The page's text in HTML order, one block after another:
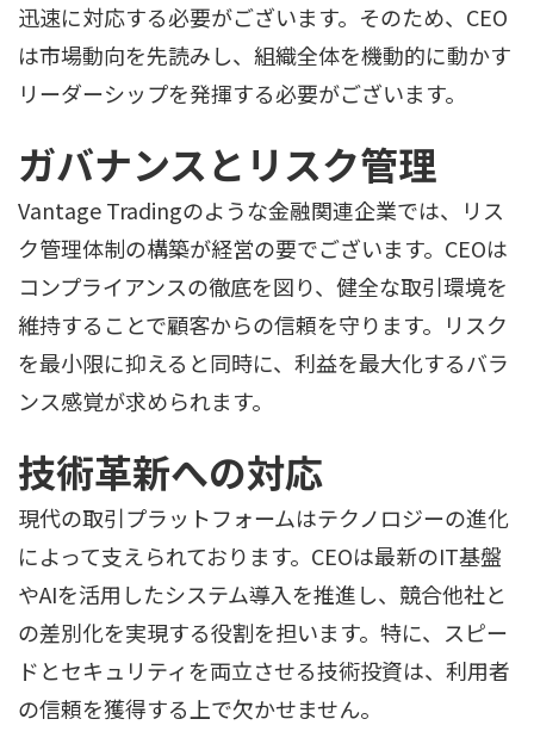
迅速に対応する必要がございます。そのため、CEO
は市場動向を先読みし、組織全体を機動的に動かす
リーダーシップを発揮する必要がございます。
ガバナンスとリスク管理
Vantage Tradingのような金融関連企業では、リス
ク管理体制の構築が経営の要でございます。CEOは
コンプライアンスの徹底を図り、健全な取引環境を
維持することで顧客からの信頼を守ります。リスク
を最小限に抑えると同時に、利益を最大化するバラ
ンス感覚が求められます。
技術革新への対応
現代の取引プラットフォームはテクノロジーの進化
によって支えられております。CEOは最新のIT基盤
やAIを活用したシステム導入を推進し、競合他社と
の差別化を実現する役割を担います。特に、スピー
ドとセキュリティを両立させる技術投資は、利用者
の信頼を獲得する上で欠かせません。